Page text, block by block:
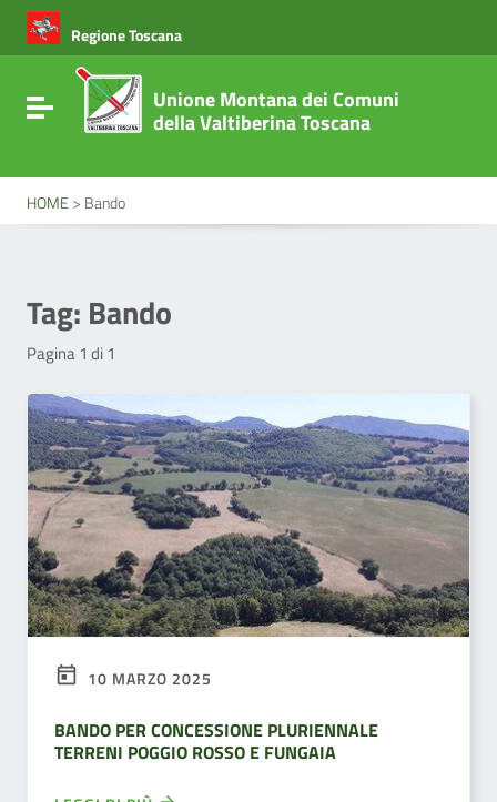
Vai ai contenuti
Vai al menu di navigazione
Vai al footer
Regione Toscana
Attiva / disattiva la navigazione
Unione Montana dei Comuni
della Valtiberina Toscana
HOME > Bando
Tag: Bando
Pagina 1 di 1
10 MARZO 2025
BANDO PER CONCESSIONE PLURIENNALE
TERRENI POGGIO ROSSO E FUNGAIA